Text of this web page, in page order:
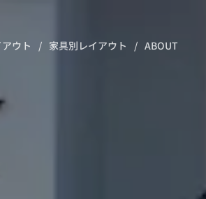
ウト 家具別レイアウト ABOUT